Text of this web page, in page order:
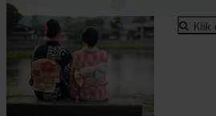
Tokyo
Klik